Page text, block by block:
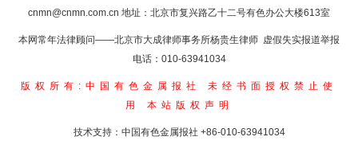
cnmn@cnmn.com.cn 地址：北京市复兴路乙十二号有色办公大楼613室
本网常年法律顾问——北京市大成律师事务所杨贵生律师 虚假失实报道举报
电话：010-63941034
版权所有:中国有色金属报社
未经书面授权禁止使
用 本站版权声明
技术支持：中国有色金属报社 +86-010-63941034